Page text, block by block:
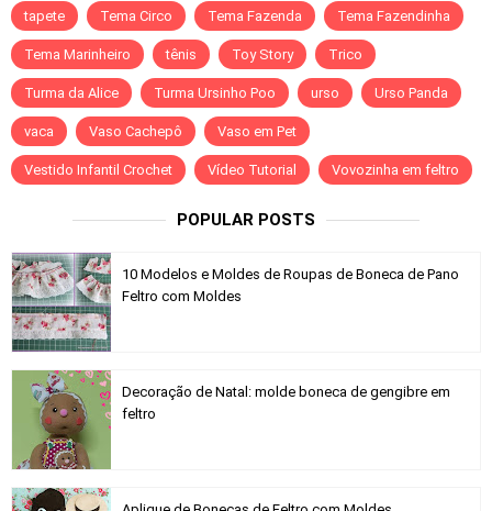
tapete Tema Circo Tema Fazenda Tema Fazendinha
Tema Marinheiro tênis Toy Story Trico
Turma da Alice Turma Ursinho Poo urso Urso Panda
vaca Vaso Cachepô Vaso em Pet
Vestido Infantil Crochet Vídeo Tutorial Vovozinha em feltro
POPULAR POSTS
10 Modelos e Moldes de Roupas de Boneca de Pano
Feltro com Moldes
Decoração de Natal: molde boneca de gengibre em
feltro